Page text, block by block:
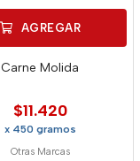
AGREGAR
Carne Molida
$11.420
x 450 gramos
Otras Marcas